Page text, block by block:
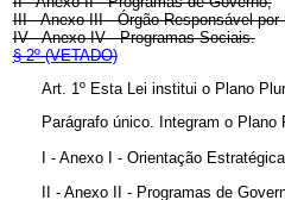
III - Anexo III - Órgão Responsável por
IV - Anexo IV - Programas Sociais.
§ 2º (VETADO)
Art. 1º Esta Lei institui o Plano
Parágrafo único. Integram o Plano
I - Anexo I - Orientação
II - Anexo II - Programas de